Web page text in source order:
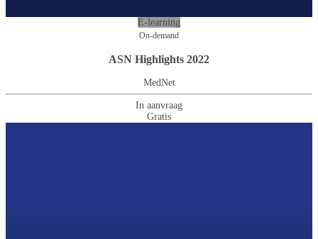
E-learning
On-demand
ASN Highlights 2022
MedNet
In aanvraag
Gratis